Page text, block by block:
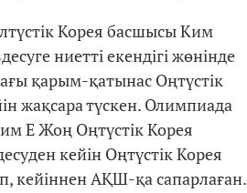
Корея басшысы Ким
ниетті екендігі жөнінде
қарым-қатынас Оңтүстік
жақсара түскен. Олимпиада
Е Жоң Оңтүстік Корея
кейін Оңтүстік Корея
кейіннен АҚШ-қа сапарлаған.